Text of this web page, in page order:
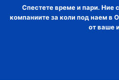
Спестете време и пари. Ние
компаниите за коли под наем в
от ваше